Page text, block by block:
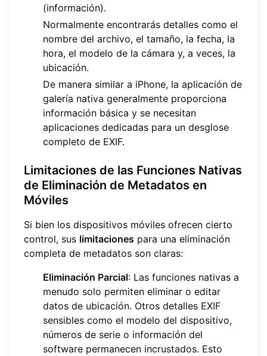
(información).
Normalmente encontrarás detalles como el
nombre del archivo, el tamaño, la fecha, la
hora, el modelo de la cámara y, a veces, la
ubicación.
De manera similar a iPhone, la aplicación de
galería nativa generalmente proporciona
información básica y se necesitan
aplicaciones dedicadas para un desglose
completo de EXIF.
Limitaciones de las Funciones Nativas
de Eliminación de Metadatos en
Móviles
Si bien los dispositivos móviles ofrecen cierto
control, sus limitaciones para una eliminación
completa de metadatos son claras:
Eliminación Parcial: Las funciones nativas a
menudo solo permiten eliminar o editar
datos de ubicación. Otros detalles EXIF
sensibles como el modelo del dispositivo,
números de serie o información del
software permanecen incrustados. Esto